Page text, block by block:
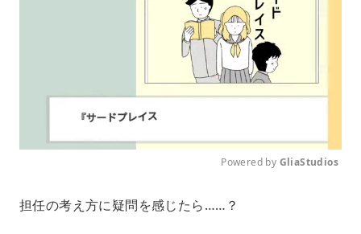
Powered by GliaStudios
担任の考え方に疑問を感じたら……？